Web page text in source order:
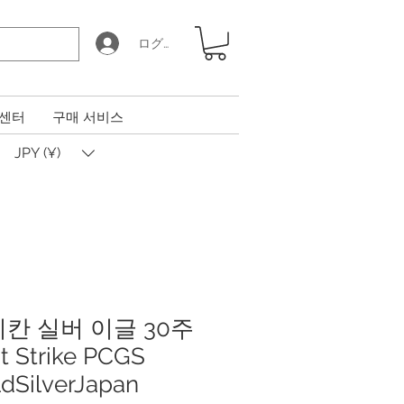
ログイン
터 구매 서비스
JPY (¥)
실버 이글 30주
Strike PCGS